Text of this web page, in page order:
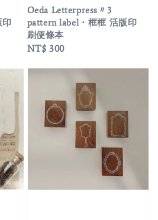
印
Oeda Letterpress〃3
pattern label・框框 活版印
刷便條本
Regular
NT$ 300